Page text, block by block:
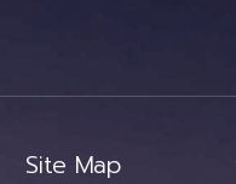
Site Map